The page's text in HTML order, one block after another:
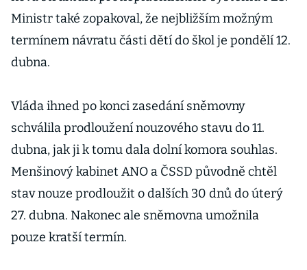
Ministr také zopakoval, že nejbližším možným
termínem návratu části dětí do škol je pondělí 12.
dubna.
Vláda ihned po konci zasedání sněmovny
schválila prodloužení nouzového stavu do 11.
dubna, jak ji k tomu dala dolní komora souhlas.
Menšinový kabinet ANO a ČSSD původně chtěl
stav nouze prodloužit o dalších 30 dnů do úterý
27. dubna. Nakonec ale sněmovna umožnila
pouze kratší termín.